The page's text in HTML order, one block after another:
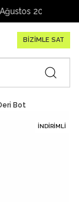
2026
BİZİMLE SAT
Bot
İNDIRIMLI